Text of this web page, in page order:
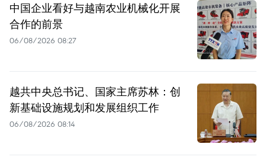
中国企业看好与越南农业机械化开展
合作的前景
06/08/2026 08:27
越共中央总书记、国家主席苏林：创
新基础设施规划和发展组织工作
06/08/2026 08:14